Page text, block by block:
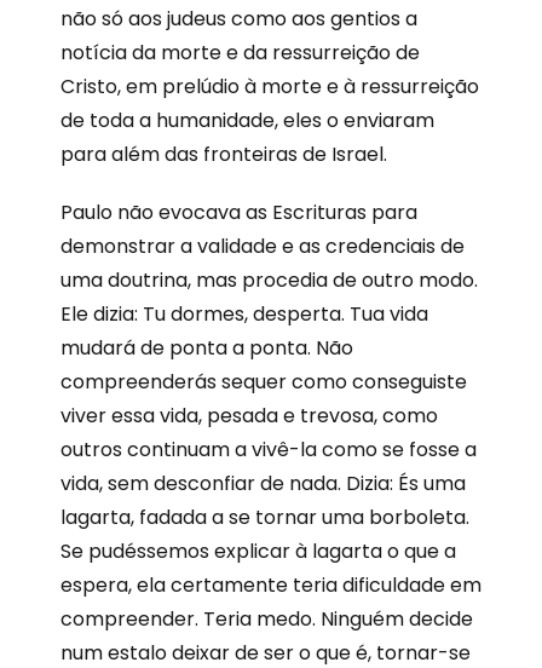
não só aos judeus como aos gentios a
notícia da morte e da ressurreição de
Cristo, em prelúdio à morte e à ressurreição
de toda a humanidade, eles o enviaram
para além das fronteiras de Israel.
Paulo não evocava as Escrituras para
demonstrar a validade e as credenciais de
uma doutrina, mas procedia de outro modo.
Ele dizia: Tu dormes, desperta. Tua vida
mudará de ponta a ponta. Não
compreenderás sequer como conseguiste
viver essa vida, pesada e trevosa, como
outros continuam a vivê-la como se fosse a
vida, sem desconfiar de nada. Dizia: És uma
lagarta, fadada a se tornar uma borboleta.
Se pudéssemos explicar à lagarta o que a
espera, ela certamente teria dificuldade em
compreender. Teria medo. Ninguém decide
num estalo deixar de ser o que é, tornar-se